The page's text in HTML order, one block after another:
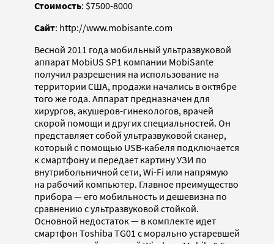
Стоимость: $7500-8000
Сайт: http://www.mobisante.com
Весной 2011 года мобильный ультразвуковой
аппарат MobiUS SP1 компании MobiSante
получил разрешения на использование на
территории США, продажи начались в октябре
того же года. Аппарат предназначен для
хирургов, акушеров-гинекологов, врачей
скорой помощи и других специальностей. Он
представляет собой ультразвуковой сканер,
который с помощью USB-кабеля подключается
к смартфону и передает картину УЗИ по
внутрибольничной сети, Wi-Fi или напрямую
на рабочий компьютер. Главное преимущество
прибора — его мобильность и дешевизна по
сравнению с ультразвуковой стойкой.
Основной недостаток — в комплекте идет
смартфон Toshiba TG01 с морально устаревшей